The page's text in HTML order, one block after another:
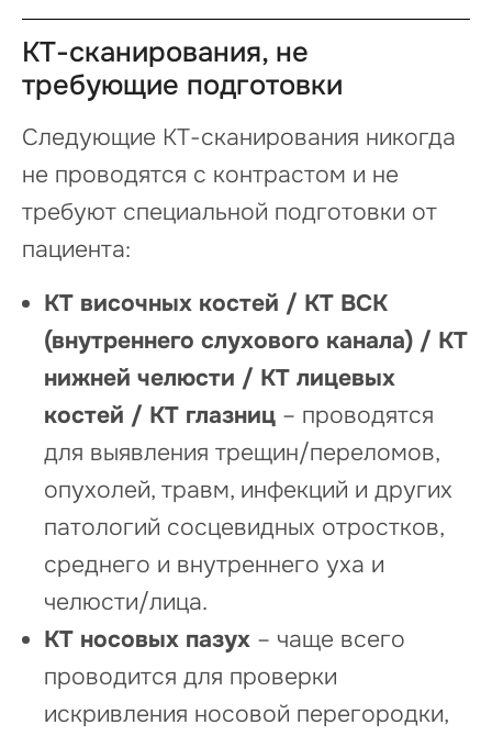
КТ-сканирования, не
требующие подготовки
Следующие КТ-сканирования никогда
не проводятся с контрастом и не
требуют специальной подготовки от
пациента:
КТ височных костей / КТ ВСК
(внутреннего слухового канала) / КТ
нижней челюсти / КТ лицевых
костей / КТ глазниц – проводятся
для выявления трещин/переломов,
опухолей, травм, инфекций и других
патологий сосцевидных отростков,
среднего и внутреннего уха и
челюсти/лица.
КТ носовых пазух – чаще всего
проводится для проверки
искривления носовой перегородки,